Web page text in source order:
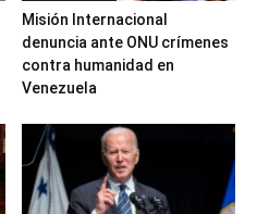
Misión Internacional
denuncia ante ONU crímenes
contra humanidad en
Venezuela